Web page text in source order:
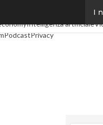
I
Intelligenza artificiale
PodcastPrivacy